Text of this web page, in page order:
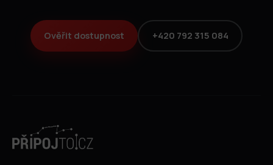
Ověřit dostupnost +420 792 315 084